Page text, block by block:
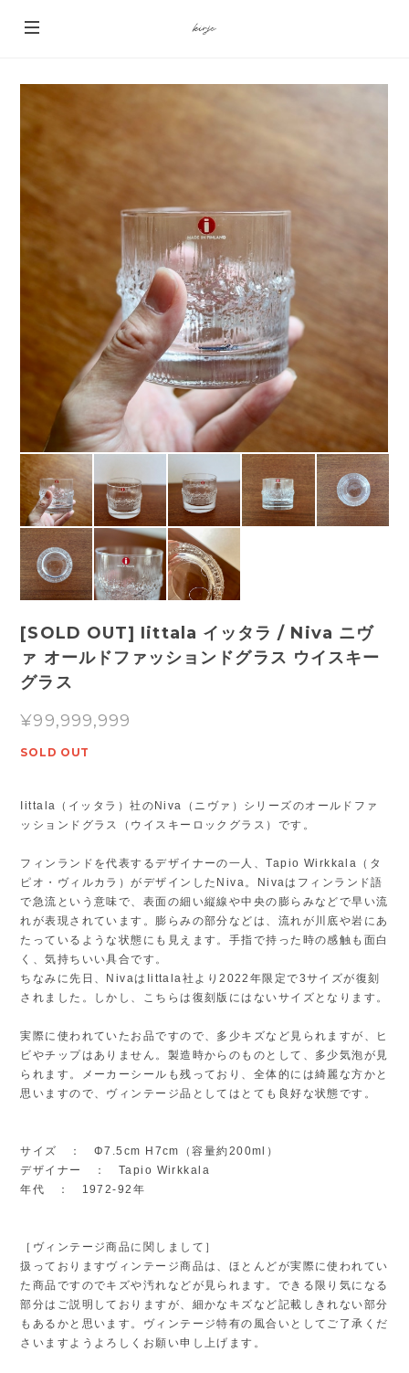
[SOLD OUT] Iittala イッタラ / Niva ニヴ
ァ オールドファッションドグラス ウイスキー
グラス
¥99,999,999
SOLD OUT
Iittala（イッタラ）社のNiva（ニヴァ）シリーズのオールドファ
ッションドグラス（ウイスキーロックグラス）です。
フィンランドを代表するデザイナーの一人、Tapio Wirkkala（タ
ピオ・ヴィルカラ）がデザインしたNiva。Nivaはフィンランド語
で急流という意味で、表面の細い縦線や中央の膨らみなどで早い流
れが表現されています。膨らみの部分などは、流れが川底や岩にあ
たっているような状態にも見えます。手指で持った時の感触も面白
く、気持ちいい具合です。
ちなみに先日、NivaはIittala社より2022年限定で3サイズが復刻
されました。しかし、こちらは復刻版にはないサイズとなります。
実際に使われていたお品ですので、多少キズなど見られますが、ヒ
ビやチップはありません。製造時からのものとして、多少気泡が見
られます。メーカーシールも残っており、全体的には綺麗な方かと
思いますので、ヴィンテージ品としてはとても良好な状態です。
サイズ ： Φ7.5cm H7cm（容量約200ml）
デザイナー ： Tapio Wirkkala
年代 ： 1972-92年
［ヴィンテージ商品に関しまして］
扱っておりますヴィンテージ商品は、ほとんどが実際に使われてい
た商品ですのでキズや汚れなどが見られます。できる限り気になる
部分はご説明しておりますが、細かなキズなど記載しきれない部分
もあるかと思います。ヴィンテージ特有の風合いとしてご了承くだ
さいますようよろしくお願い申し上げます。